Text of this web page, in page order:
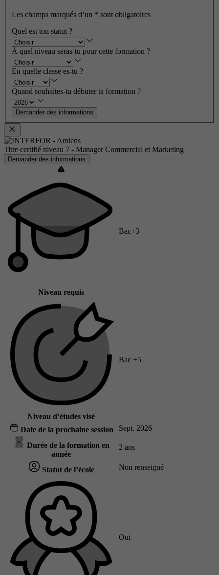
Les champs marqués d’un * sont obligatoires
Quel est ton statut ?
À quel niveau seras-tu pour cette formation ?
En quelle classe es-tu ?
Quand souhaites-tu débuter ta formation ?
Demander des informations
Titre certifié niveau 7 - Manager Commercial et Marketing
Demander des informations
Niveau requis
Bac+3
Niveau d’études visé
Bac +5
Date de la prochaine session Sept. 2026
Durée de la formation en
année
2 ans
Statut de l’école Non renseigné
Oui